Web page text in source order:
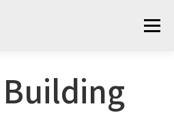
選單
算量服務
Building